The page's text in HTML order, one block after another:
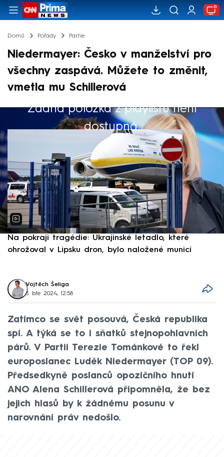
Domů Pořady Partie
Niedermayer: Česko v manželství pro
všechny zaspává. Můžete to změnit,
vmetla mu Schillerová
Žádná položka z playlistu není
dostupná.
Výběr redakce
Na pokraji tragédie: Ukrajinské letadlo, které
ohrožoval v Lipsku dron, bylo naložené municí
Vojtěch Šeliga
3. bře 2024, 12:58
Zatímco se svět posouvá, Česká republika
spí. A týká se to i sňatků stejnopohlavních
párů. V Partii Terezie Tománkové to řekl
europoslanec Luděk Niedermayer (TOP 09).
Předsedkyně poslanců opozičního hnutí
ANO Alena Schillerová připomněla, že bez
jejich hlasů by k žádnému posunu v
narovnání práv nedošlo.